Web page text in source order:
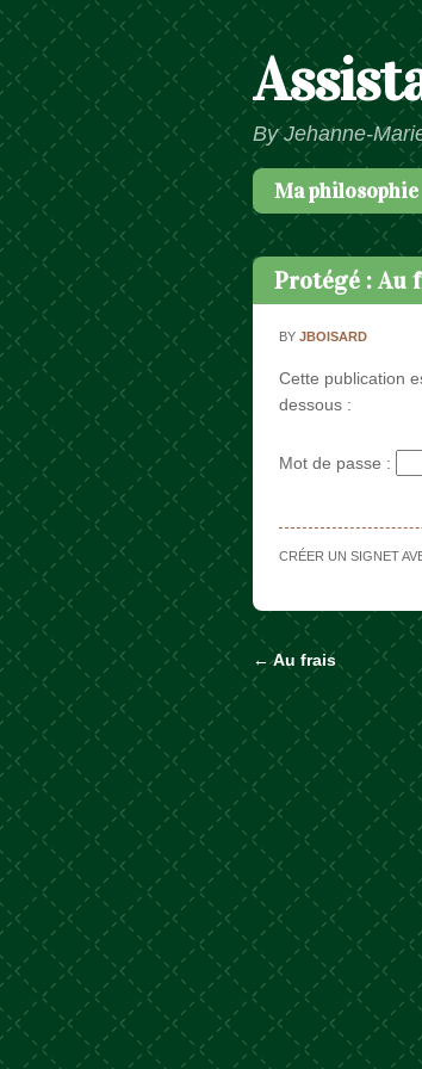
By Jehanne-
Menu
Passer au contenu
Ma philosophie
Protégé : Au
BYJBOISARD
Cette publication
dessous :
Mot de passe :
CRÉER UN SIGNET
Naviguer
←Au frais